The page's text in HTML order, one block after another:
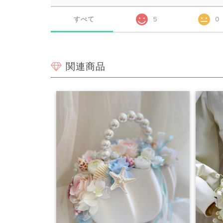
すべて 5 0
関連商品